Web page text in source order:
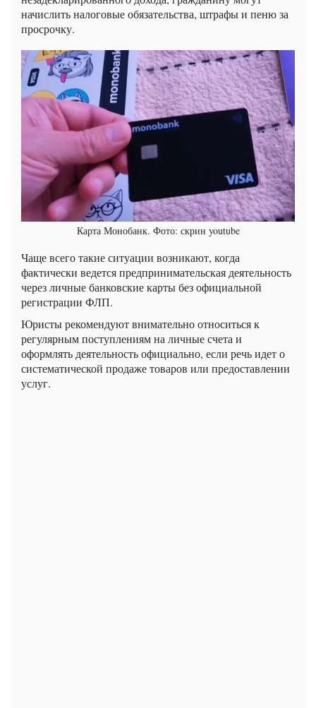
начислить налоговые обязательства, штрафы и пеню за
просрочку.
Карта Монобанк. Фото: скрин youtube
Чаще всего такие ситуации возникают, когда
фактически ведется предпринимательская деятельность
через личные банковские карты без официальной
регистрации ФЛП.
Юристы рекомендуют внимательно относиться к
регулярным поступлениям на личные счета и
оформлять деятельность официально, если речь идет о
систематической продаже товаров или предоставлении
услуг.